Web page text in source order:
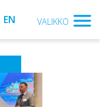
EN VALIKKO